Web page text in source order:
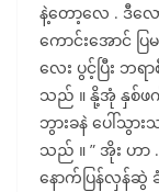
နဲ့တော့လေ . ဒီလ
ကောင်းအောင် ပြ
လေး ပွင့်ပြီး ဘ
သည် ။ နို့အုံ နှစ်ဖ
ဘွားခနဲ ပေါ်သွာ
သည် ။ ” အိုး ဟ
နောက်ပြန်လှန်ဆွဲ